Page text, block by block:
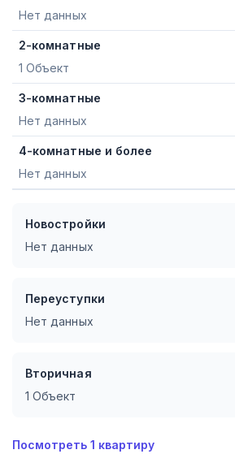
Нет данных
2-комнатные
1 Объект
3-комнатные
Нет данных
4-комнатные и более
Нет данных
Новостройки
Нет данных
Переуступки
Нет данных
Вторичная
1 Объект
Посмотреть 1 квартиру